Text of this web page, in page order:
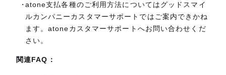
atone支払各種のご利用方法についてはグッドスマイ
ルカンパニーカスタマーサポートではご案内できかね
ます。atoneカスタマーサポートへお問い合わせくだ
さい。
関連FAQ：